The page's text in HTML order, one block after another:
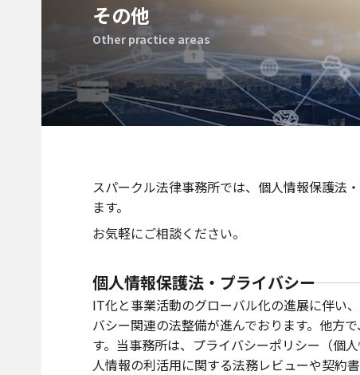
その他
Other practice areas
スパークル法律事務所では、個人情報保護法
ます。
お気軽にご相談ください。
個人情報保護法・プライバシー
IT化と事業活動のグローバル化の進展に伴い
バシー関連の法整備が進んでおります。他方
す。当事務所は、プライバシーポリシー（個
人情報の利活用に関する法務レビューや契約